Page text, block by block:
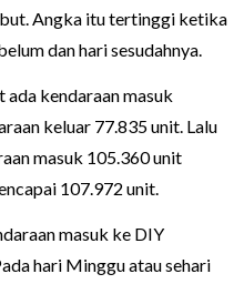
Angka itu tertinggi ketika
dan hari sesudahnya.
kendaraan masuk
keluar 77.835 unit. Lalu
masuk 105.360 unit
107.972 unit.
masuk ke DIY
hari Minggu atau sehari